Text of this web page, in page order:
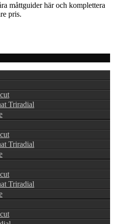
måttguider här och komplettera
pris.
Triradial
Triradial
Triradial